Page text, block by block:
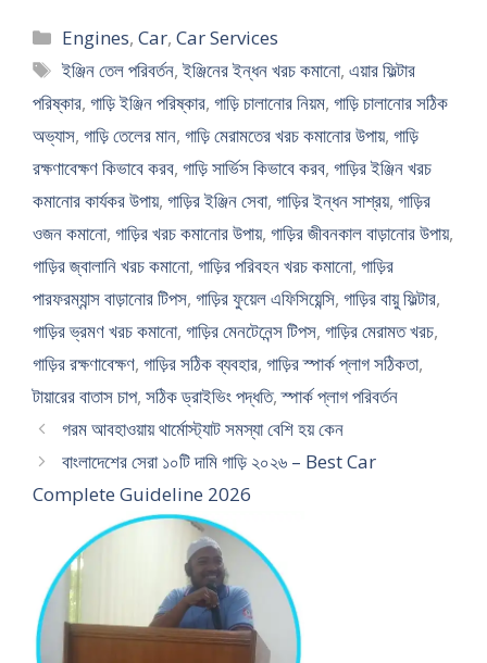
Categories
Engines,Car,Car Services
Tags
ইঞ্জিন তেল পরিবর্তন,ইঞ্জিনের ইন্ধন খরচ কমানো,এয়ার ফিল্টার
পরিষ্কার, গাড়ি ইঞ্জিন পরিষ্কার, গাড়ি চালানোর নিয়ম, গাড়ি চালানোর সঠিক
অভ্যাস, গাড়ি তেলের মান, গাড়ি মেরামতের খরচ কমানোর উপায়, গাড়ি
রক্ষণাবেক্ষণ কিভাবে করব, গাড়ি সার্ভিস কিভাবে করব, গাড়ির ইঞ্জিন খরচ
কমানোর কার্যকর উপায়, গাড়ির ইঞ্জিন সেবা, গাড়ির ইন্ধন সাশ্রয়, গাড়ির
ওজন কমানো, গাড়ির খরচ কমানোর উপায়, গাড়ির জীবনকাল বাড়ানোর উপায়,
গাড়ির জ্বালানি খরচ কমানো, গাড়ির পরিবহন খরচ কমানো, গাড়ির
পারফরম্যান্স বাড়ানোর টিপস, গাড়ির ফুয়েল এফিসিয়েন্সি, গাড়ির বায়ু ফিল্টার,
গাড়ির ভ্রমণ খরচ কমানো, গাড়ির মেনটেনেন্স টিপস, গাড়ির মেরামত খরচ,
গাড়ির রক্ষণাবেক্ষণ, গাড়ির সঠিক ব্যবহার, গাড়ির স্পার্ক প্লাগ সঠিকতা,
টায়ারের বাতাস চাপ, সঠিক ড্রাইভিং পদ্ধতি,স্পার্ক প্লাগ পরিবর্তন
গরম আবহাওয়ায় থার্মোস্ট্যাট সমস্যা বেশি হয় কেন
বাংলাদেশের সেরা ১০টি দামি গাড়ি ২০২৬ – Best Car
Complete Guideline 2026